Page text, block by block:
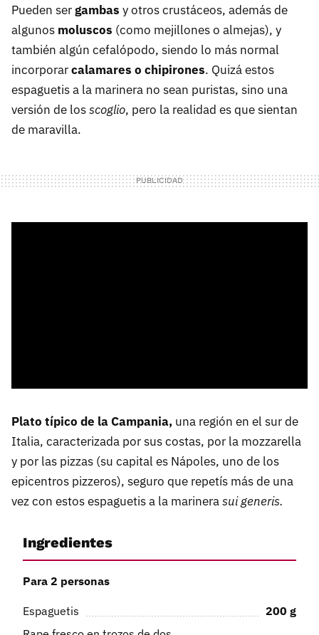
Pueden sergambas y otros crustáceos, además de
algunos moluscos (como mejillones o almejas), y
también algún cefalópodo, siendo lo más normal
incorporarcalamares o chipirones. Quizá estos
espaguetis a la marinera no sean puristas, sino una
versión de losscoglio, pero la realidad es que sientan
de maravilla.
Plato típico de la Campania, una región en el sur de
Italia, caracterizada por sus costas, por la mozzarella
y por las pizzas (su capital es Nápoles, uno de los
epicentros pizzeros), seguro que repetís más de una
vez con estos espaguetis a la marinerasui generis.
Ingredientes
Para 2 personas
Espaguetis 200 g